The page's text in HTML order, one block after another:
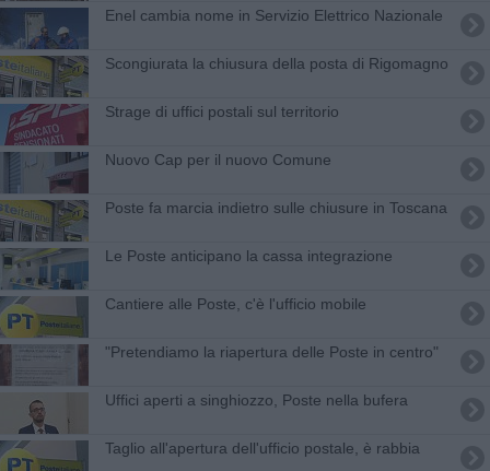
Enel cambia nome in Servizio Elettrico Nazionale
Scongiurata la chiusura della posta di Rigomagno
Strage di uffici postali sul territorio
Nuovo Cap per il nuovo Comune
Poste fa marcia indietro sulle chiusure in Toscana
Le Poste anticipano la cassa integrazione
Cantiere alle Poste, c'è l'ufficio mobile
"Pretendiamo la riapertura delle Poste in centro"
Uffici aperti a singhiozzo, Poste nella bufera
Taglio all'apertura dell'ufficio postale, è rabbia